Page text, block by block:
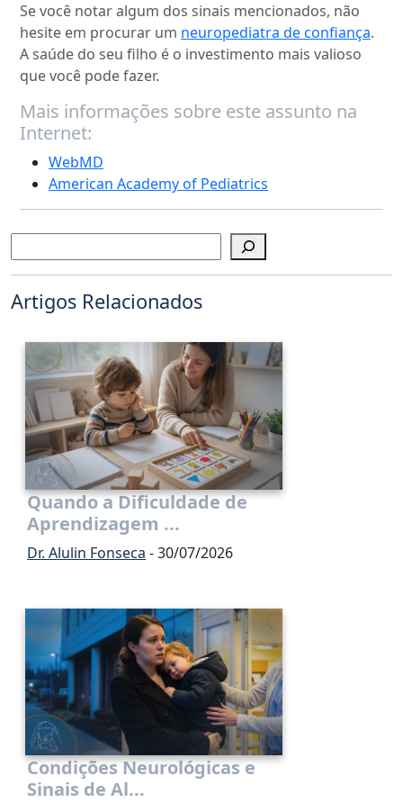
Se você notar algum dos sinais mencionados, não
hesite em procurar um neuropediatra de confiança.
A saúde do seu filho é o investimento mais valioso
que você pode fazer.
Mais informações sobre este assunto na
Internet:
WebMD
American Academy of Pediatrics
Artigos Relacionados
Quando a Dificuldade de
Aprendizagem ...
Dr. Alulin Fonseca - 30/07/2026
Condições Neurológicas e
Sinais de Al...